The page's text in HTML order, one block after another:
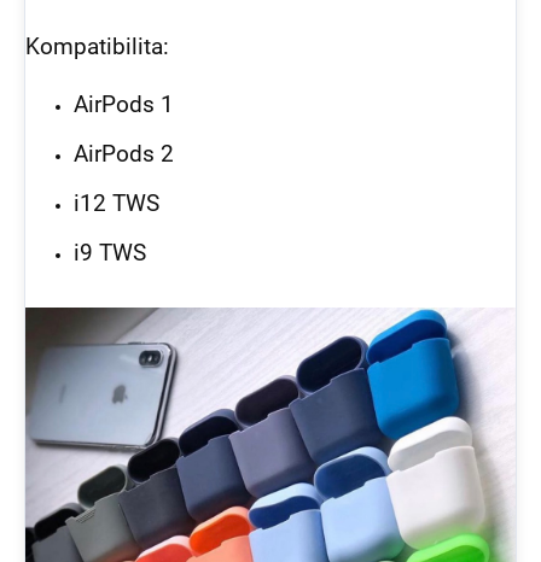
Kompatibilita:
AirPods 1
AirPods 2
i12 TWS
i9 TWS